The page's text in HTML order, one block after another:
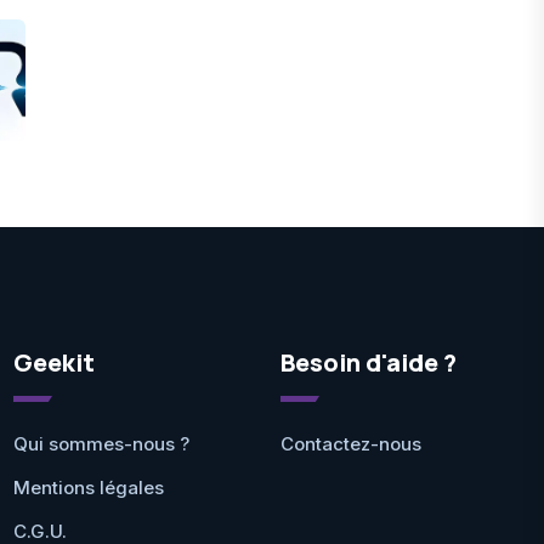
Geekit
Qui sommes-nous ?
Mentions légales
C.G.U.
Besoin d'aide ?
Contactez-nous